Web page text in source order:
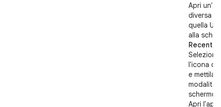
Apri
diversa
quella
alla
Recenti
Seleziona
l'icona
e mettila
modalità
schermo
Apri l'app